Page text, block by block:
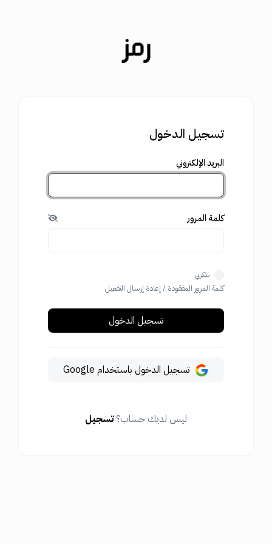
تسجيل الدخول
البريد الإلكتروني
كلمة المرور
تذكرني
كلمة المرور المفقودة / إعادة إرسال التفعيل
تسجيل الدخول
تسجيل الدخول باستخدام Google
ليس لديك حساب؟تسجيل